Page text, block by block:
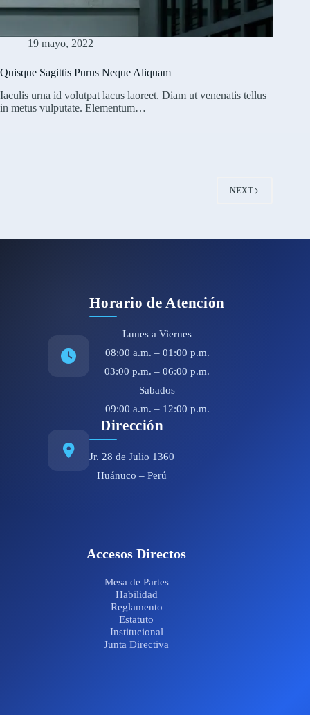
19 mayo, 2022
Quisque Sagittis Purus Neque Aliquam
Iaculis urna id volutpat lacus laoreet. Diam ut venenatis tellus
in metus vulputate. Elementum…
NEXT
Horario de Atención
Lunes a Viernes
08:00 a.m. – 01:00 p.m.
03:00 p.m. – 06:00 p.m.
Sabados
09:00 a.m. – 12:00 p.m.
Dirección
Jr. 28 de Julio 1360
Huánuco – Perú
Accesos Directos
Mesa de Partes
Habilidad
Reglamento
Estatuto
Institucional
Junta Directiva